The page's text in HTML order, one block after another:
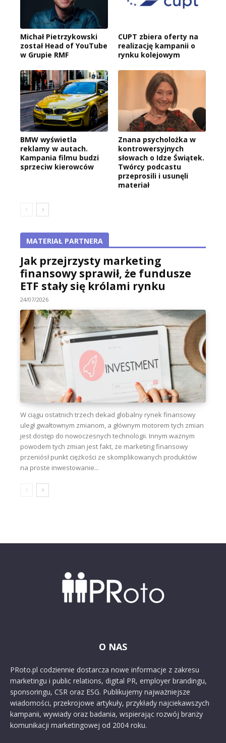
Michał Pietrzykowski
został Head of YouTube
w Grupie RMF
CUPT zbiera oferty na
realizację kampanii o
rynku kolejowym
BMW wyświetla
reklamy w autach.
Kampania filmu budzi
sprzeciw kierowców
Znana psycholożka w
kontrowersyjnych
słowach o Idze Świątek.
Twórcy podcastu
przeprosili i usunęli
materiał
MATERIAŁ PARTNERA
Jak przejrzysty marketing
finansowy sprawił, że fundusze
ETF stały się królami rynku
24/07/2026
W ciągu ostatnich trzech dekad globalny rynek finansowy
uległ gwałtownym zmianom, a głównym motorem tych zmian
jest dostęp do nowoczesnych technologii. Innym ważnym
powodem tych zmian jest fakt, że marketing finansowy
przeniósł punkt ciężkości ze skomplikowanych produktów
na proste inwestowanie...
O NAS
PRoto.pl codziennie dostarcza nowe informacje z zakresu
marketingu i public relations, digital PR, employer brandingu,
sponsoringu, CSR oraz ESG. Publikujemy najważniejsze
wiadomości, przekrojowe artykuły, przykłady najciekawszych
kampanii, wywiady oraz badania, wspierając rozwój branży
komunikacji marketingowej od 2004 roku.